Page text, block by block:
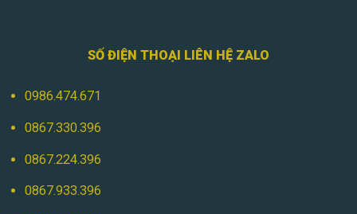
SỐ ĐIỆN THOẠI LIÊN HỆ ZALO
0986.474.671
0867.330.396
0867.224.396
0867.933.396